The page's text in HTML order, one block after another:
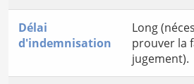
Délai
d'indemnisation
Long
prouver la
jugement).